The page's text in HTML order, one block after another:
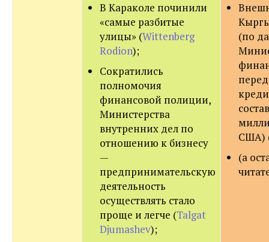
В Караколе починили
«самые разбитые
улицы» (Wittenberg
Rodion);
Сократились
полномочия
финансовой полиции,
Министерства
внутренних дел по
отношению к бизнесу
—
предпринимательскую
деятельность
осуществлять стало
проще и легче (Talgat
Djumashev);
(по
США)
(а